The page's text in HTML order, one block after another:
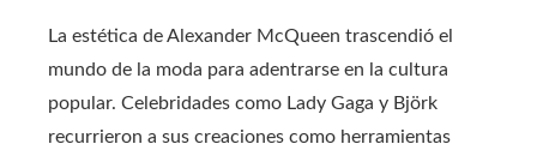
La estética de Alexander McQueen trascendió el
mundo de la moda para adentrarse en la cultura
popular. Celebridades como Lady Gaga y Björk
recurrieron a sus creaciones como herramientas